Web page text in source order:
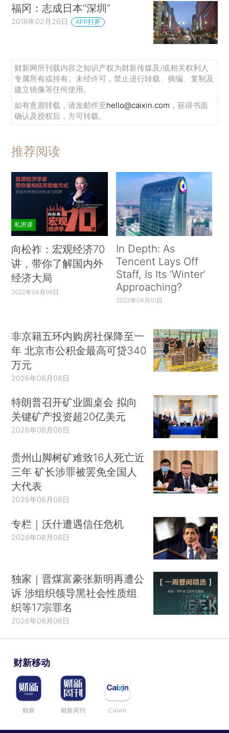
福冈：志成日本“深圳”
2018年02月26日 APP打开
财新网所刊载内容之知识产权为财新传媒及/或相关权利人
专属所有或持有。未经许可，禁止进行转载、摘编、复制及
建立镜像等任何使用。
如有意愿转载，请发邮件至hello@caixin.com ，获得书面
确认及授权后，方可转载。
推荐阅读
私房课
向松祚：宏观经济70
讲，带你了解国内外
经济大局
2022年04月06日
In Depth: As
Tencent Lays Off
Staff, Is Its ‘Winter’
Approaching?
2022年04月01日
非京籍五环内购房社保降至一
年 北京市公积金最高可贷340
万元
2026年08月08日
特朗普召开矿业圆桌会 拟向
关键矿产投资超20亿美元
2026年08月08日
贵州山脚树矿难致16人死亡近
三年 矿长涉罪被罢免全国人
大代表
2026年08月08日
专栏｜沃什遭遇信任危机
2026年08月08日
独家｜晋煤富豪张新明再遭公
诉 涉组织领导黑社会性质组
织等17宗罪名
2026年08月08日
财新移动
财新 财新周刊 Caixin